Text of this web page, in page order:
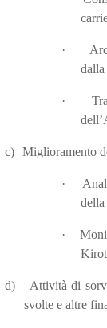
·
·
c) Miglioramento
·
·
d)
Attività di
svolte e altre